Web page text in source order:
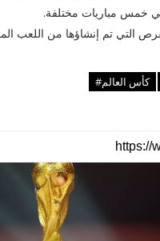
خمس مباريات مختلفة.
كأس العالم#